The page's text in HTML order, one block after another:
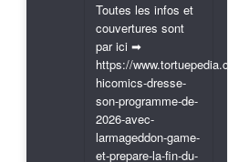
Toutes les infos et
couvertures sont
par ici ➡
https://
hicomics-dresse-
son-programme-de-
2026-avec-
larmageddon-game-
et-prepare-la-fin-du-